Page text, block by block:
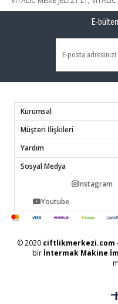
E-
Kurumsal
Müşteri İlişkileri
Yardım
Instagram
Youtube
© 2020 ciftlikmerkezi.com
bir İntermak Makine